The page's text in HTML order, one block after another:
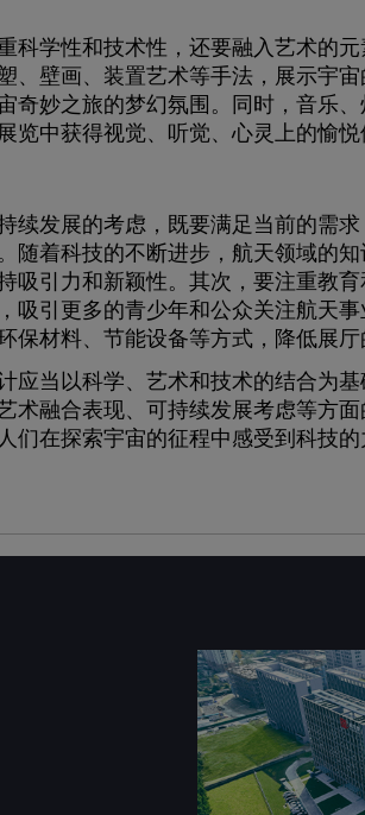
学性和技术性，还要融入艺术的元
、壁画、装置艺术等手法，展示宇
奇妙之旅的梦幻氛围。同时，音乐
览中获得视觉、听觉、心灵上的愉悦
发展的考虑，既要满足当前的需求
随着科技的不断进步，航天领域的
吸引力和新颖性。其次，要注重教
吸引更多的青少年和公众关注航天
保材料、节能设备等方式，降低展厅
当以科学、艺术和技术的结合为基
术融合表现、可持续发展考虑等方
们在探索宇宙的征程中感受到科技的